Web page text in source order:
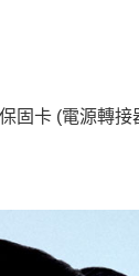
固卡 (電源轉